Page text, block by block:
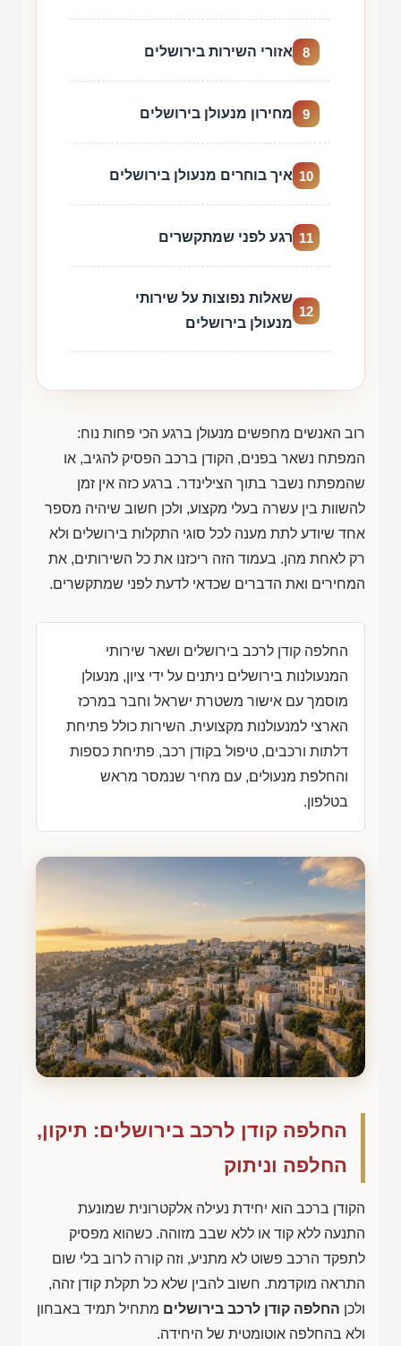
8 אזורי השירות בירושלים
9 מחירון מנעולן בירושלים
10 איך בוחרים מנעולן בירושלים
11 רגע לפני שמתקשרים
12
שאלות נפוצות על שירותי
מנעולן בירושלים
רוב האנשים מחפשים מנעולן ברגע הכי פחות נוח:
המפתח נשאר בפנים, הקודן ברכב הפסיק להגיב, או
שהמפתח נשבר בתוך הצילינדר. ברגע כזה אין זמן
להשוות בין עשרה בעלי מקצוע, ולכן חשוב שיהיה מספר
אחד שיודע לתת מענה לכל סוגי התקלות בירושלים ולא
רק לאחת מהן. בעמוד הזה ריכזנו את כל השירותים, את
המחירים ואת הדברים שכדאי לדעת לפני שמתקשרים.
החלפה קודן לרכב בירושלים ושאר שירותי
המנעולנות בירושלים ניתנים על ידי ציון, מנעולן
מוסמך עם אישור משטרת ישראל וחבר במרכז
הארצי למנעולנות מקצועית. השירות כולל פתיחת
דלתות ורכבים, טיפול בקודן רכב, פתיחת כספות
והחלפת מנעולים, עם מחיר שנמסר מראש
בטלפון.
החלפה קודן לרכב בירושלים: תיקון,
החלפה וניתוק
הקודן ברכב הוא יחידת נעילה אלקטרונית שמונעת
התנעה ללא קוד או ללא שבב מזוהה. כשהוא מפסיק
לתפקד הרכב פשוט לא מתניע, וזה קורה לרוב בלי שום
התראה מוקדמת. חשוב להבין שלא כל תקלת קודן זהה,
ולכן החלפה קודן לרכב בירושלים מתחיל תמיד באבחון
ולא בהחלפה אוטומטית של היחידה.